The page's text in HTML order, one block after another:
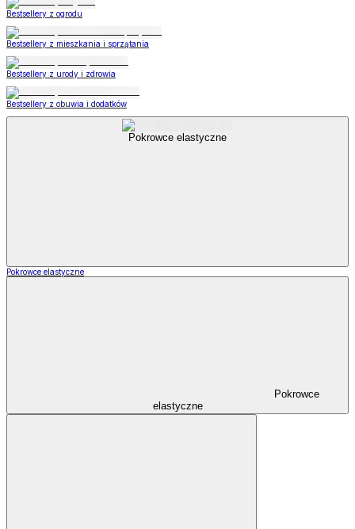
Bestsellery z ogrodu
Bestsellery z mieszkania i sprzątania
Bestsellery z urody i zdrowia
Bestsellery z obuwia i dodatków
Pokrowce elastyczne
Pokrowce elastyczne
Pokrowce
elastyczne